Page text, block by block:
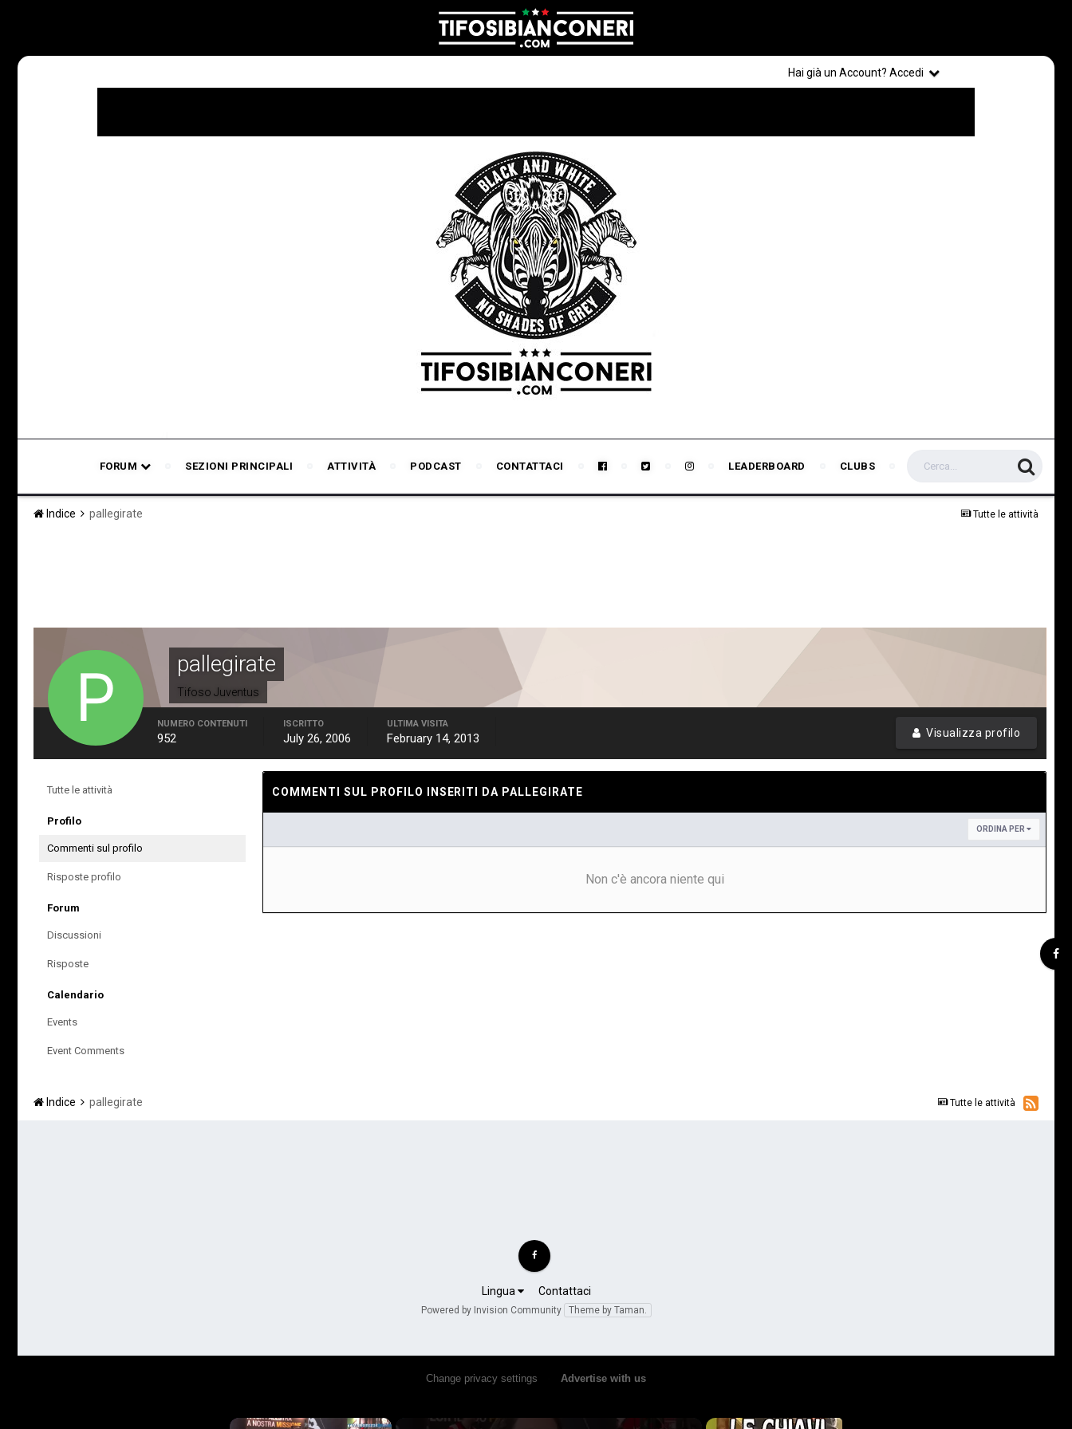
Hai già un Account? Accedi
FORUM SEZIONI PRINCIPALI ATTIVITÀ PODCAST CONTATTACI LEADERBOARD CLUBS
Tutte le attività
Indice pallegirate
pallegirate
Tifoso Juventus
Visualizza profilo
NUMERO CONTENUTI
952
ISCRITTO
July 26, 2006
ULTIMA VISITA
February 14, 2013
Tutte le attività
Profilo
Commenti sul profilo
Risposte profilo
Forum
Discussioni
Risposte
Calendario
Events
Event Comments
COMMENTI SUL PROFILO INSERITI DA PALLEGIRATE
ORDINA PER
Non c'è ancora niente qui
Tutte le attività
Indice pallegirate
Lingua Contattaci
Powered by Invision Community Theme by Taman.
Change privacy settings Advertise with us
×